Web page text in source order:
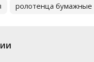
ролотенца бумажные